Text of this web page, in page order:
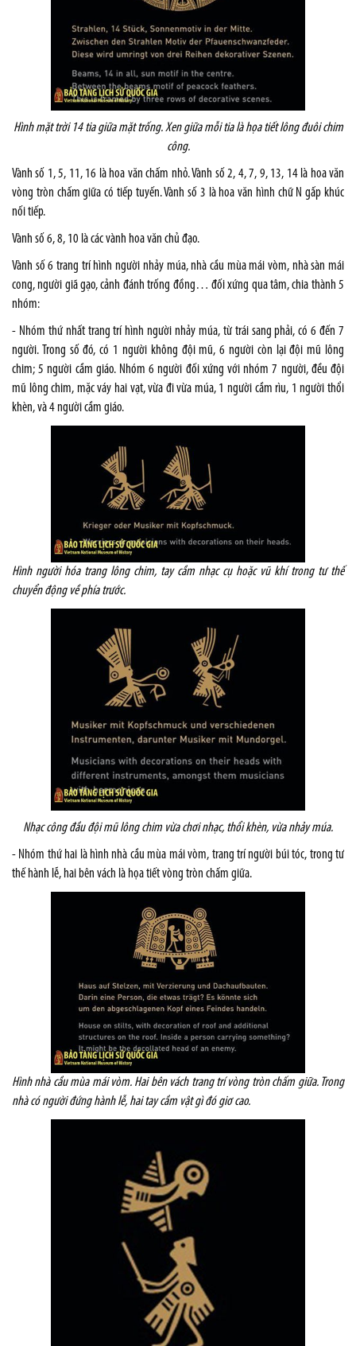
Hình mặt trời 14 tia giữa mặt trống. Xen giữa mỗi tia là họa tiết lông đuôi chim
công.
Vành số 1, 5, 11, 16 là hoa văn chấm nhỏ. Vành số 2, 4, 7, 9, 13, 14 là hoa văn
vòng tròn chấm giữa có tiếp tuyến. Vành số 3 là hoa văn hình chữ N gấp khúc
nối tiếp.
Vành số 6, 8, 10 là các vành hoa văn chủ đạo.
Vành số 6 trang trí hình người nhảy múa, nhà cầu mùa mái vòm, nhà sàn mái
cong, người giã gạo, cảnh đánh trống đồng… đối xứng qua tâm, chia thành 5
nhóm:
- Nhóm thứ nhất trang trí hình người nhảy múa, từ trái sang phải, có 6 đến 7
người. Trong số đó, có 1 người không đội mũ, 6 người còn lại đội mũ lông
chim; 5 người cầm giáo. Nhóm 6 người đối xứng với nhóm 7 người, đều đội
mũ lông chim, mặc váy hai vạt, vừa đi vừa múa, 1 người cầm rìu, 1 người thổi
khèn, và 4 người cầm giáo.
Hình người hóa trang lông chim, tay cầm nhạc cụ hoặc vũ khí trong tư thế
chuyển động về phía trước.
Nhạc công đầu đội mũ lông chim vừa chơi nhạc, thổi khèn, vừa nhảy múa.
- Nhóm thứ hai là hình nhà cầu mùa mái vòm, trang trí người búi tóc, trong tư
thế hành lễ, hai bên vách là họa tiết vòng tròn chấm giữa.
Hình nhà cầu mùa mái vòm. Hai bên vách trang trí vòng tròn chấm giữa. Trong
nhà có người đứng hành lễ, hai tay cầm vật gì đó giơ cao.